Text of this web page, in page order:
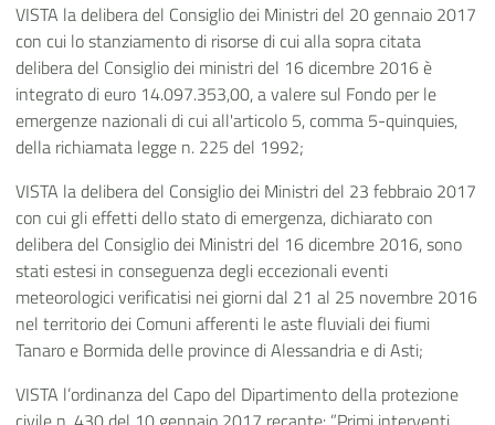
VISTA la delibera del Consiglio dei Ministri del 20 gennaio 2017
con cui lo stanziamento di risorse di cui alla sopra citata
delibera del Consiglio dei ministri del 16 dicembre 2016 è
integrato di euro 14.097.353,00, a valere sul Fondo per le
emergenze nazionali di cui all'articolo 5, comma 5-quinquies,
della richiamata legge n. 225 del 1992;
VISTA la delibera del Consiglio dei Ministri del 23 febbraio 2017
con cui gli effetti dello stato di emergenza, dichiarato con
delibera del Consiglio dei Ministri del 16 dicembre 2016, sono
stati estesi in conseguenza degli eccezionali eventi
meteorologici verificatisi nei giorni dal 21 al 25 novembre 2016
nel territorio dei Comuni afferenti le aste fluviali dei fiumi
Tanaro e Bormida delle province di Alessandria e di Asti;
VISTA l’ordinanza del Capo del Dipartimento della protezione